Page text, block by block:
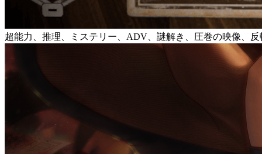
超能力、推理、ミステリー、ADV、謎解き、圧巻の映像、反